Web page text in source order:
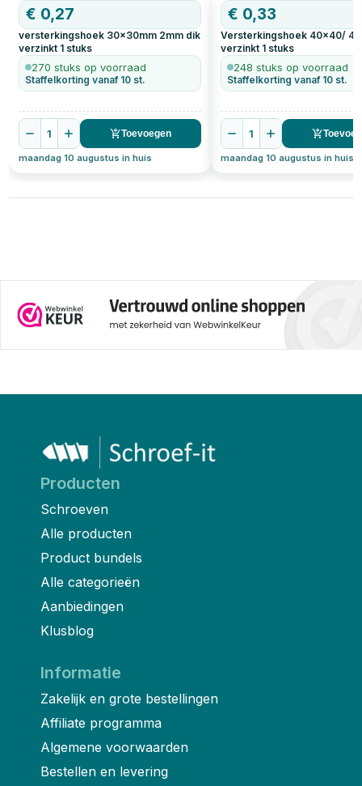
€ 0,27
versterkingshoek 30x30mm 2mm dik
verzinkt 1 stuks
270 stuks op voorraad
Staffelkorting vanaf 10 st.
1 Toevoegen
maandag 10 augustus in huis
€ 0,33
Versterkingshoek 40x40/
verzinkt 1 stuks
248 stuks op voorraad
Staffelkorting vanaf 10 st.
1
maandag 10 augustus in huis
Producten
Schroeven
Alle producten
Product bundels
Alle categorieën
Aanbiedingen
Klusblog
Informatie
Zakelijk en grote bestellingen
Affiliate programma
Algemene voorwaarden
Bestellen en levering